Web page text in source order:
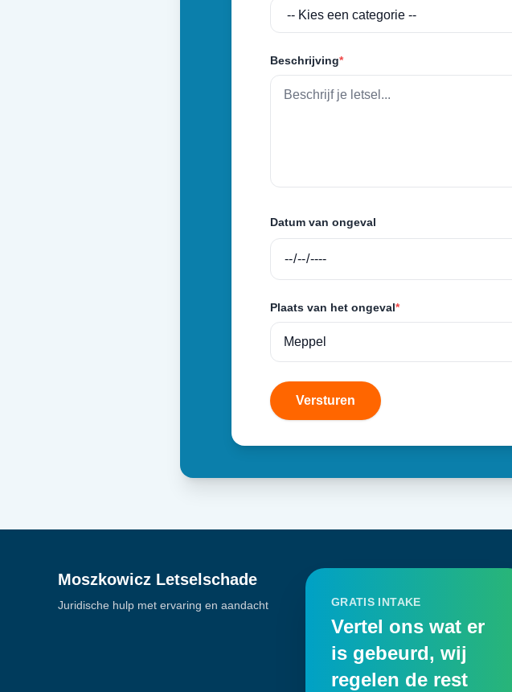
Beschrijving*
Datum van ongeval
Plaats van het ongeval*
Versturen
Moszkowicz Letselschade
Juridische hulp met ervaring en aandacht GRATIS INTAKE
Vertel ons wat er
is gebeurd, wij
regelen de rest